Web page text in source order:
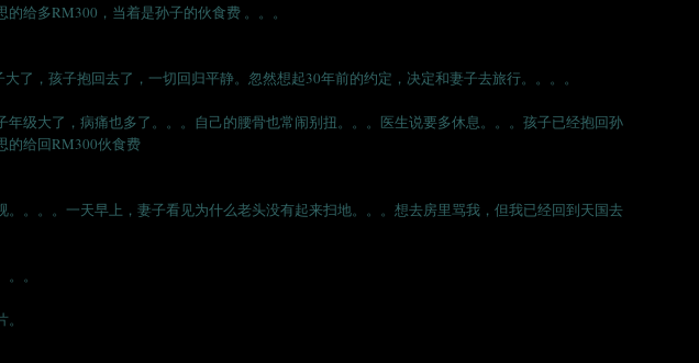
给多RM300，当着是孙子的伙食费 。。。
了，孩子抱回去了，一切回归平静。忽然想起30年前的约定，决定和妻子去旅行。。。。
年级大了，病痛也多了。。。自己的腰骨也常闹别扭。。。医生说要多休息。。。孩子已经抱回孙
的给回RM300伙食费
。。。。一天早上，妻子看见为什么老头没有起来扫地。。。想去房里骂我，但我已经回到天国去
。